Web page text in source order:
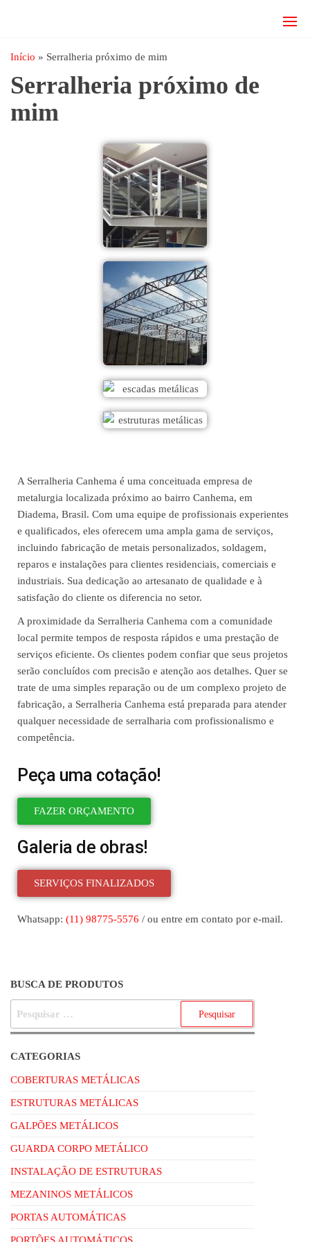
Estruturas
e
Serralheria
coberturas
mezanino
telhado
Início » Serralheria próximo de mim
Serralheria próximo de
mim
A Serralheria Canhema é uma conceituada empresa de
metalurgia localizada próximo ao bairro Canhema, em
Diadema, Brasil. Com uma equipe de profissionais experientes
e qualificados, eles oferecem uma ampla gama de serviços,
incluindo fabricação de metais personalizados, soldagem,
reparos e instalações para clientes residenciais, comerciais e
industriais. Sua dedicação ao artesanato de qualidade e à
satisfação do cliente os diferencia no setor.
A proximidade da Serralheria Canhema com a comunidade
local permite tempos de resposta rápidos e uma prestação de
serviços eficiente. Os clientes podem confiar que seus projetos
serão concluídos com precisão e atenção aos detalhes. Quer se
trate de uma simples reparação ou de um complexo projeto de
fabricação, a Serralheria Canhema está preparada para atender
qualquer necessidade de serralharia com profissionalismo e
competência.
Peça uma cotação!
FAZER ORÇAMENTO
Galeria de obras!
SERVIÇOS FINALIZADOS
Whatsapp: (11) 98775-5576 / ou entre em contato por e-mail.
BUSCA DE PRODUTOS
CATEGORIAS
COBERTURAS METÁLICAS
ESTRUTURAS METÁLICAS
GALPÕES METÁLICOS
GUARDA CORPO METÁLICO
INSTALAÇÃO DE ESTRUTURAS
MEZANINOS METÁLICOS
PORTAS AUTOMÁTICAS